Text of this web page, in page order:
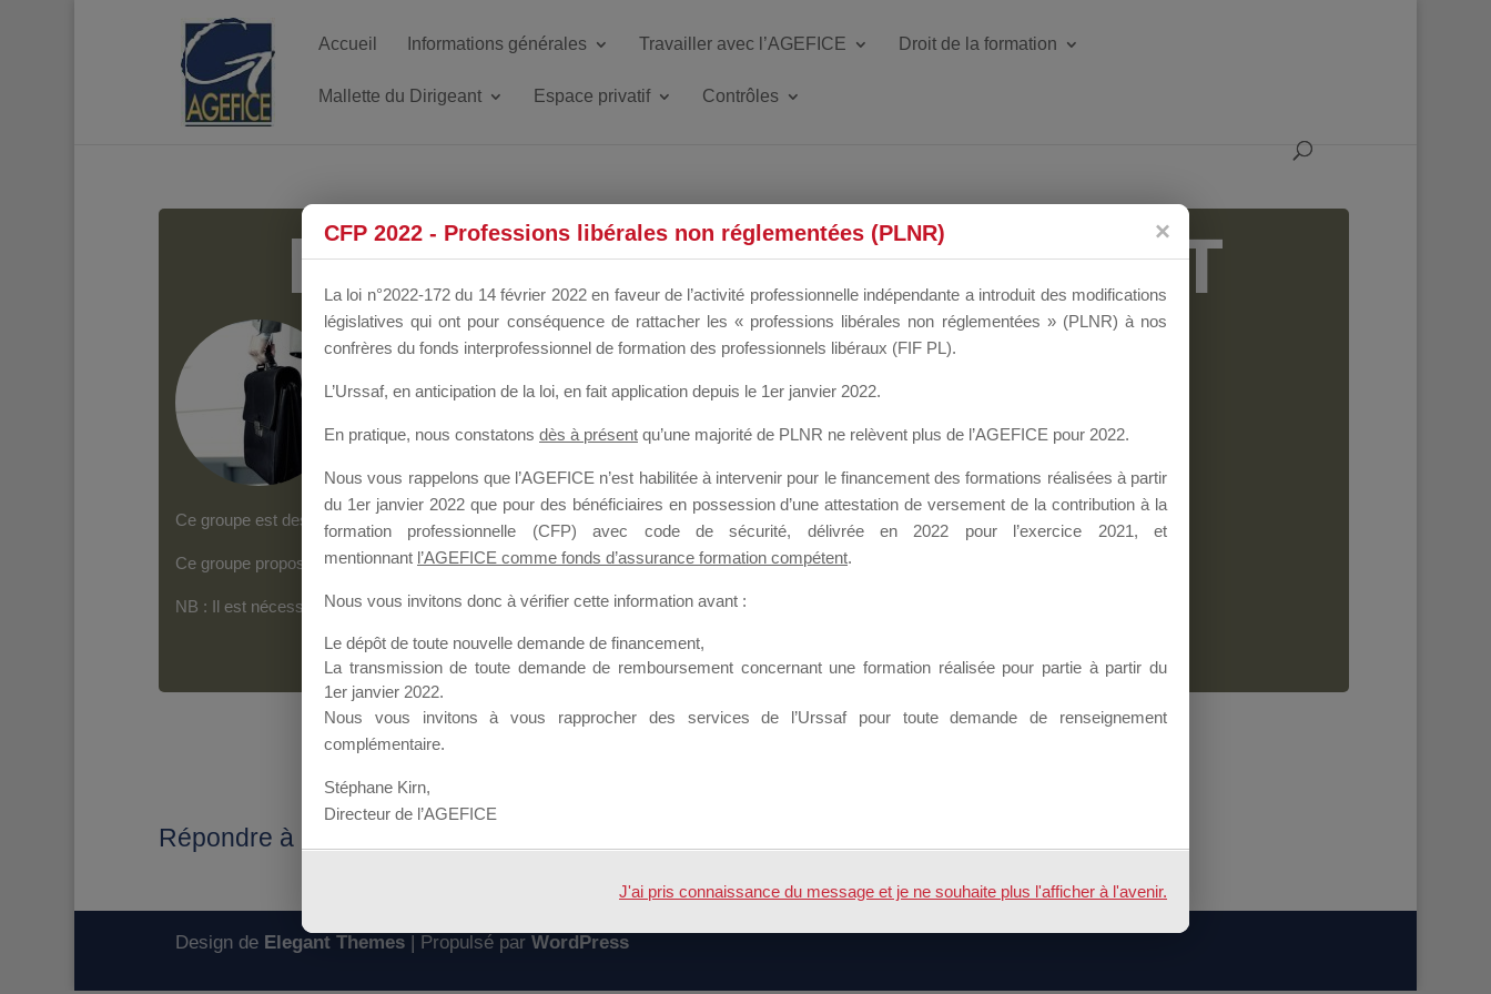
Accueil Informations générales Travailler avec l’AGEFICE Droit de la formation
Mallette du Dirigeant Espace privatif Contrôles
MALLETTE DU DIRIGEANT
Groupe Public il y a un mois
Ce groupe est destiné aux Organismes de Formation qui souhaitent répondre à l’Appel à Propositions Mallette du Dirigeant.
Ce groupe propose un forum dédié au support sur lequel il est possible de laisser un message ou poser une question.
NB : Il est nécessaire d’êtreinscrit(e)pour pouvoir rejoindre ce groupe
Répondre à : Réponse MDD 2017
Design de Elegant Themes| Propulsé par WordPress
CFP 2022 - Professions libérales non réglementées (PLNR)
La loi n°2022-172 du 14 février 2022 en faveur de l’activité professionnelle indépendante a introduit des modifications
législatives qui ont pour conséquence de rattacher les « professions libérales non réglementées » (PLNR) à nos
confrères du fonds interprofessionnel de formation des professionnels libéraux (FIF PL).
L’Urssaf, en anticipation de la loi, en fait application depuis le 1er janvier 2022.
En pratique, nous constatons dès à présent qu’une majorité de PLNR ne relèvent plus de l’AGEFICE pour 2022.
Nous vous rappelons que l’AGEFICE n’est habilitée à intervenir pour le financement des formations réalisées à partir
du 1er janvier 2022 que pour des bénéficiaires en possession d’une attestation de versement de la contribution à la
formation professionnelle (CFP) avec code de sécurité, délivrée en 2022 pour l’exercice 2021, et
mentionnant l’AGEFICE comme fonds d’assurance formation compétent.
Nous vous invitons donc à vérifier cette information avant :
Le dépôt de toute nouvelle demande de financement,
La transmission de toute demande de remboursement concernant une formation réalisée pour partie à partir du
1er janvier 2022.
Nous vous invitons à vous rapprocher des services de l’Urssaf pour toute demande de renseignement
complémentaire.
Stéphane Kirn,
Directeur de l’AGEFICE
J'ai pris connaissance du message et je ne souhaite plus l'afficher à l'avenir.